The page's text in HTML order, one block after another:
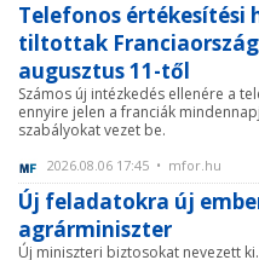
Telefonos értékesítési
tiltottak
augusztus 11-től
Számos új intézkedés ellenére a
ennyire jelen a franciák
szabályokat vezet be.
2026.08.06 17:45 • mfor.hu
Új feladatokra új
agrárminiszter
Új miniszteri biztosokat nevezett ki.